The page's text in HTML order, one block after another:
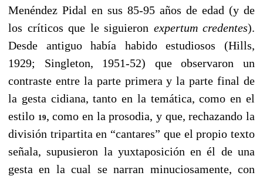
Menéndez Pidal en sus 85-95 años de edad (y de
los críticos que le siguieron expertum credentes).
Desde antiguo había habido estudiosos (Hills,
1929; Singleton, 1951-52) que observaron un
contraste entre la parte primera y la parte final de
la gesta cidiana, tanto en la temática, como en el
estilo 19, como en la prosodia, y que, rechazando la
división tripartita en “cantares” que el propio texto
señala, supusieron la yuxtaposición en él de una
gesta en la cual se narran minuciosamente, con